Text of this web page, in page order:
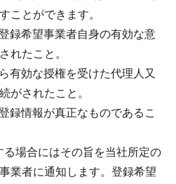
ことができます。
録希望事業者自身の有効な意
れたこと。
有効な授権を受けた代理人又
がされたこと。
録情報が真正なものであるこ
る場合にはその旨を当社所定の
業者に通知します。登録希望